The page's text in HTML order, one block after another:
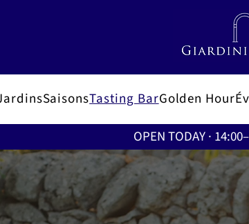
SaisonsTasting BarGolden Hour
OPEN TODAY ·